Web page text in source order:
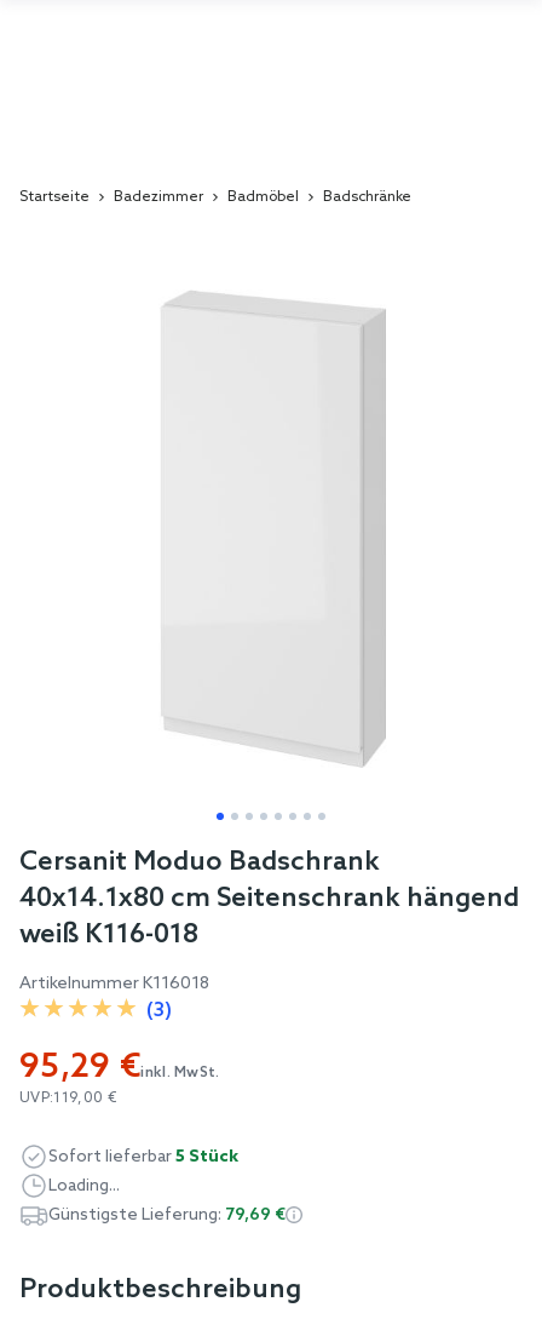
Startseite Badezimmer Badmöbel Badschränke
Skip
to
beginning
of
the
gallery
Cersanit Moduo Badschrank
40x14.1x80 cm Seitenschrank hängend
weiß K116-018
ArtikelnummerK116018
(3)
95,29 €inkl. MwSt.
UVP:119,00 €
Sofort lieferbar5 Stück
Loading...
Günstigste Lieferung: 79,69 €
Produktbeschreibung